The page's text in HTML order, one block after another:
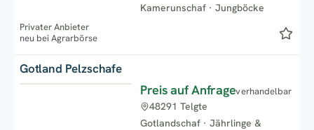
Kamerunschaf · Jungböcke
Privater Anbieter
neu bei Agrarbörse
Gotland Pelzschafe
Preis auf Anfrageverhandelbar
Gotlandschaf · Jährlinge &
48291 Telgte